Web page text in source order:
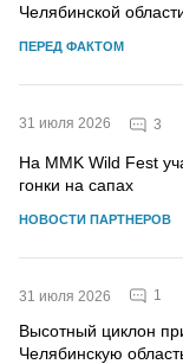
Челябинской
ПЕРЕД ФАКТОМ
31 июля 2026 3
На MMK Wild Fest
гонки на сапах
НОВОСТИ ПАРТНЕРОВ
31 июля 2026 1
Высотный циклон
Челябинскую